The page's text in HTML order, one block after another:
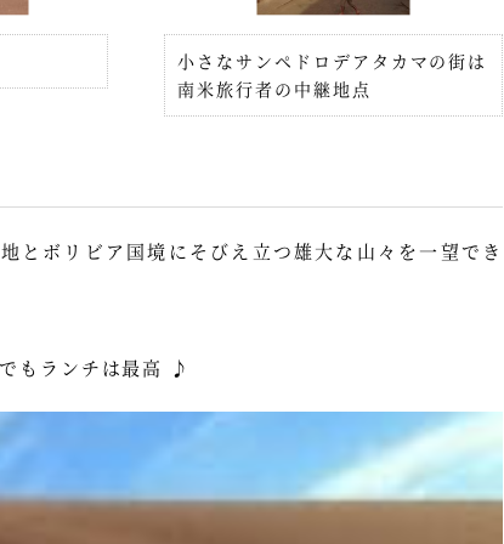
小さなサンペドロデアタカマの街は
南米旅行者の中継地点
とボリビア国境にそびえ立つ雄大な山々を一望でき
もランチは最高 ♪